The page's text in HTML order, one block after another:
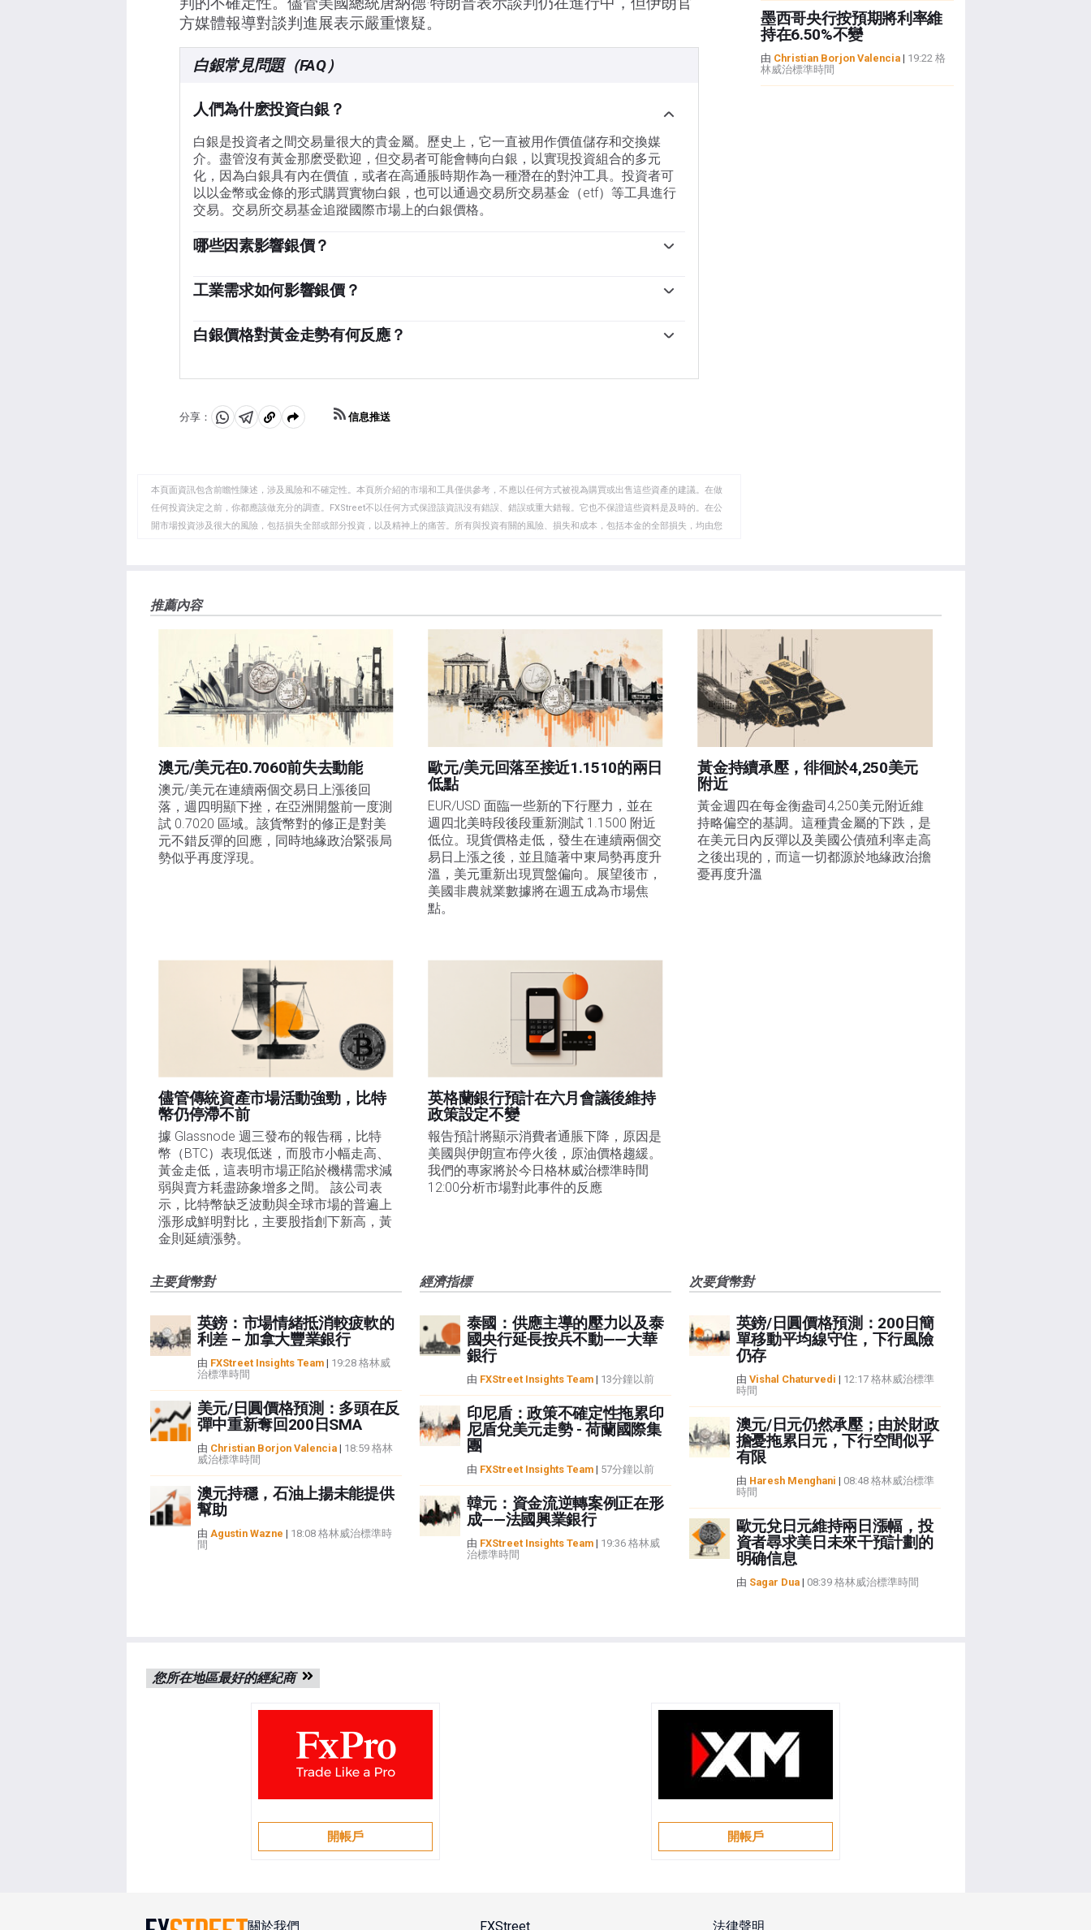
方媒體報導對談判進展表示嚴重懷疑。
白銀常見問題（FAQ）
人們為什麽投資白銀？
白銀是投資者之間交易量很大的貴金屬。歷史上，它一直被用作價值儲存和交換媒
介。盡管沒有黃金那麽受歡迎，但交易者可能會轉向白銀，以實現投資組合的多元
化，因為白銀具有內在價值，或者在高通脹時期作為一種潛在的對沖工具。投資者可
以以金幣或金條的形式購買實物白銀，也可以通過交易所交易基金（etf）等工具進行
交易。交易所交易基金追蹤國際市場上的白銀價格。
哪些因素影響銀價？
白銀價格因其避險地位而上漲，盡管其上漲幅度不及黃金。作為一種無收益資產，白
以美元（XAG/USD）定價的。美元走強往往會抑製銀價上漲，而美元走弱則可能會推
高銀價。其他因素，如投資需求、采礦供應（白銀比黃金豐富得多）和回收率也會影
工業需求如何影響銀價？
高的金屬之一，比銅和金還要高。需求的激增可能會提高價格，而需求的下降往往會
也在決定金價方面發揮了關鍵作用。
白銀價格對黃金走勢有何反應？
為避險資產的地位是相似的。黃金/白銀比率顯示了等於一盎司黃金價值所需的白銀盎
被低估或黃金被高估的一個指標。相反，較低的比率可能表明黃金相對於白銀被低估
了。
分享：
分
WhatsApp
分
Telegram
複
剪
貼
板
信息推送
本頁面資訊包含前瞻性陳述，涉及風險和不確定性。本頁所介紹的市場和工具僅供參考，不應以任何方式被視為購買或出售這些資產的建議。在做
任何投資決定之前，你都應該做充分的調查。FXStreet不以任何方式保證該資訊沒有錯誤、錯誤或重大錯報。它也不保證這些資料是及時的。在公
開市場投資涉及很大的風險，包括損失全部或部分投資，以及精神上的痛苦。所有與投資有關的風險、損失和成本，包括本金的全部損失，均由您
FXStreet和作者不提供個性化的建議。作者對該資訊的準確性、完整性或適用性不作任何陳述。FXStreet和作者將不承擔任何錯誤，遺漏或任何損
失，傷害或損害由此資訊及其顯示或使用引起的。錯誤和遺漏除外。本文作者和FXStreet並非註冊投資顧問，本文內容無意提供任何投資建議。
墨西哥央行按預期將利率維
持在6.50%不變
由 Christian Borjon Valencia| 19:22 格
林威治標準時間
推薦內容
澳元/美元在0.7060前失去動能
澳元/美元在連續兩個交易日上漲後回
落，週四明顯下挫，在亞洲開盤前一度測
試 0.7020 區域。該貨幣對的修正是對美
元不錯反彈的回應，同時地緣政治緊張局
勢似乎再度浮現。
歐元/美元回落至接近1.1510的兩日
低點
EUR/USD 面臨一些新的下行壓力，並在
週四北美時段後段重新測試 1.1500 附近
低位。現貨價格走低，發生在連續兩個交
易日上漲之後，並且隨著中東局勢再度升
溫，美元重新出現買盤偏向。展望後市，
美國非農就業數據將在週五成為市場焦
點。
黃金持續承壓，徘徊於4,250美元
附近
黃金週四在每金衡盎司4,250美元附近維
持略偏空的基調。這種貴金屬的下跌，是
在美元日內反彈以及美國公債殖利率走高
之後出現的，而這一切都源於地緣政治擔
憂再度升溫
儘管傳統資產市場活動強勁，比特
幣仍停滯不前
據 Glassnode 週三發布的報告稱，比特
幣（BTC）表現低迷，而股市小幅走高、
黃金走低，這表明市場正陷於機構需求減
弱與賣方耗盡跡象增多之間。 該公司表
示，比特幣缺乏波動與全球市場的普遍上
漲形成鮮明對比，主要股指創下新高，黃
金則延續漲勢。
英格蘭銀行預計在六月會議後維持
政策設定不變
報告預計將顯示消費者通脹下降，原因是
美國與伊朗宣布停火後，原油價格趨緩。
我們的專家將於今日格林威治標準時間
12:00分析市場對此事件的反應
主要貨幣對
英鎊：市場情緒抵消較疲軟的
利差 – 加拿大豐業銀行
由 FXStreet Insights Team| 19:28 格林威
治標準時間
美元/日圓價格預測：多頭在反
彈中重新奪回200日SMA
由 Christian Borjon Valencia| 18:59 格林
威治標準時間
澳元持穩，石油上揚未能提供
幫助
由 Agustin Wazne | 18:08 格林威治標準時
間
經濟指標
泰國：供應主導的壓力以及泰
國央行延長按兵不動——大華
銀行
由 FXStreet Insights Team| 13分鐘以前
印尼盾：政策不確定性拖累印
尼盾兌美元走勢 - 荷蘭國際集
團
由 FXStreet Insights Team| 57分鐘以前
韓元：資金流逆轉案例正在形
成——法國興業銀行
由 FXStreet Insights Team| 19:36 格林威
治標準時間
次要貨幣對
英鎊/日圓價格預測：200日簡
單移動平均線守住，下行風險
仍存
由 Vishal Chaturvedi | 12:17 格林威治標準
時間
澳元/日元仍然承壓；由於財政
擔憂拖累日元，下行空間似乎
有限
由 Haresh Menghani | 08:48 格林威治標準
時間
歐元兌日元維持兩日漲幅，投
資者尋求美日未來干預計劃的
明确信息
由 Sagar Dua| 08:39 格林威治標準時間
您所在地區最好的經紀商
開帳戶 開帳戶
關於我們 FXStreet 法律聲明